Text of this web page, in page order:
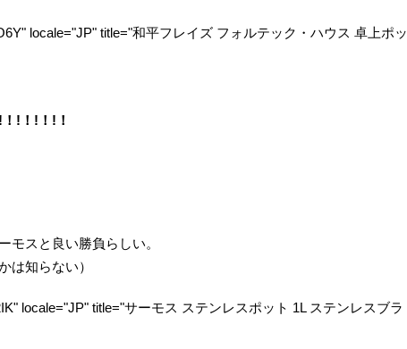
locale="JP" title="和平フレイズ フォルテック・ハウス 卓上ポッ
!！!！!！
モスと良い勝負らしい。
は知らない）
locale="JP" title="サーモス ステンレスポット 1L ステンレスブラ